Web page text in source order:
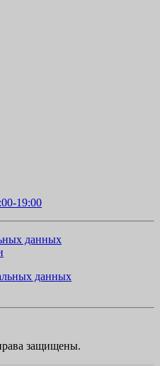
19:00
данных
данных
защищены.